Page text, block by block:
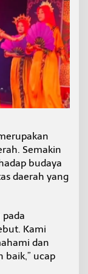
Semakin
budaya
daerah yang
Kami
dan
baik,” ucap